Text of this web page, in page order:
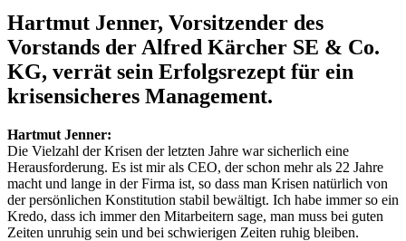
Hartmut Jenner, Vorsitzender des
Vorstands der Alfred Kärcher SE & Co.
KG, verrät sein Erfolgsrezept für ein
krisensicheres Management.
Hartmut Jenner:
Die Vielzahl der Krisen der letzten Jahre war sicherlich eine
Herausforderung. Es ist mir als CEO, der schon mehr als 22 Jahre
macht und lange in der Firma ist, so dass man Krisen natürlich von
der persönlichen Konstitution stabil bewältigt. Ich habe immer so ein
Kredo, dass ich immer den Mitarbeitern sage, man muss bei guten
Zeiten unruhig sein und bei schwierigen Zeiten ruhig bleiben.